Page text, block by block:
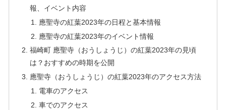
報、イベント内容
應聖寺の紅葉2023年の日程と基本情報
應聖寺の紅葉2023年のイベント情報
福崎町 應聖寺（おうしょうじ）の紅葉2023年の見頃
は？おすすめの時期を公開
應聖寺（おうしょうじ）の紅葉2023年のアクセス方法
電車のアクセス
車でのアクセス